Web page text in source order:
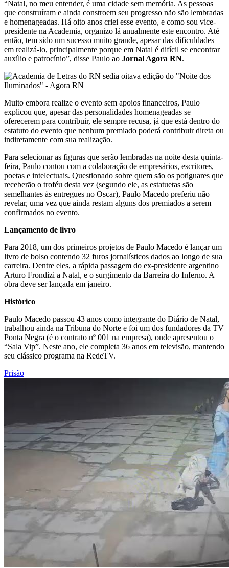
“Natal, no meu entender, é uma cidade sem memória. As pessoas
que construíram e ainda constroem seu progresso não são lembradas
e homenageadas. Há oito anos criei esse evento, e como sou vice-
presidente na Academia, organizo lá anualmente este encontro. Até
então, tem sido um sucesso muito grande, apesar das dificuldades
em realizá-lo, principalmente porque em Natal é difícil se encontrar
auxílio e patrocínio”, disse Paulo ao Jornal Agora RN.
Muito embora realize o evento sem apoios financeiros, Paulo
explicou que, apesar das personalidades homenageadas se
oferecerem para contribuir, ele sempre recusa, já que está dentro do
estatuto do evento que nenhum premiado poderá contribuir direta ou
indiretamente com sua realização.
Para selecionar as figuras que serão lembradas na noite desta quinta-
feira, Paulo contou com a colaboração de empresários, escritores,
poetas e intelectuais. Questionado sobre quem são os potiguares que
receberão o troféu desta vez (segundo ele, as estatuetas são
semelhantes às entregues no Oscar), Paulo Macedo preferiu não
revelar, uma vez que ainda restam alguns dos premiados a serem
confirmados no evento.
Lançamento de livro
Para 2018, um dos primeiros projetos de Paulo Macedo é lançar um
livro de bolso contendo 32 furos jornalísticos dados ao longo de sua
carreira. Dentre eles, a rápida passagem do ex-presidente argentino
Arturo Frondizi a Natal, e o surgimento da Barreira do Inferno. A
obra deve ser lançada em janeiro.
Histórico
Paulo Macedo passou 43 anos como integrante do Diário de Natal,
trabalhou ainda na Tribuna do Norte e foi um dos fundadores da TV
Ponta Negra (é o contrato nº 001 na empresa), onde apresentou o
“Sala Vip”. Neste ano, ele completa 36 anos em televisão, mantendo
seu clássico programa na RedeTV.
Prisão